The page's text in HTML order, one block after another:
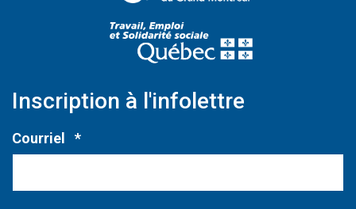
Inscription à l'infolettre
Courriel *Obligatoire